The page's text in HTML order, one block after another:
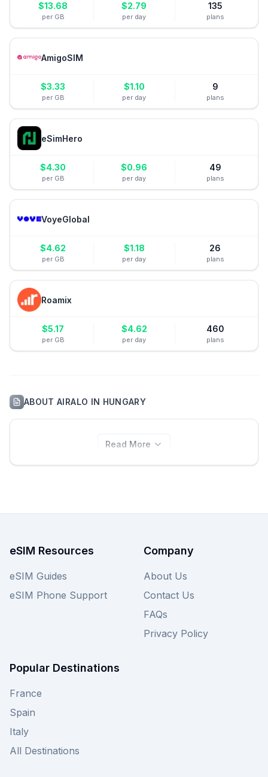
$13.68
per GB
$2.79
per day
135
plans
AmigoSIM
$3.33
per GB
$1.10
per day
9
plans
eSimHero
$4.30
per GB
$0.96
per day
49
plans
VoyeGlobal
$4.62
per GB
$1.18
per day
26
plans
Roamix
$5.17
per GB
$4.62
per day
460
plans
ABOUTAIRALO IN HUNGARY
Read More
eSIM Resources
eSIM Guides
eSIM Phone Support
Company
About Us
Contact Us
FAQs
Privacy Policy
Popular Destinations
France
Spain
Italy
All Destinations